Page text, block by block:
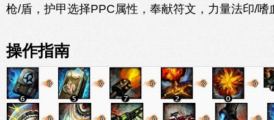
枪/盾，护甲选择PPC属性，奉献符文，力量法印/嗜
操作指南